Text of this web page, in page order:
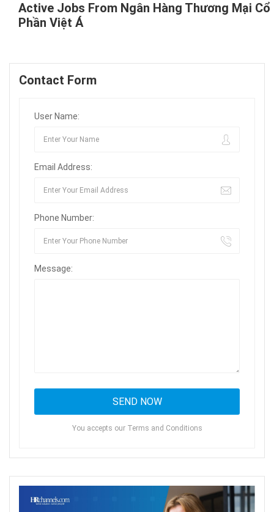
Active Jobs From Ngân Hàng Thương Mại Cổ
Phần Việt Á
Contact Form
User Name:
Email Address:
Phone Number:
Message:
You accepts our Terms and Conditions